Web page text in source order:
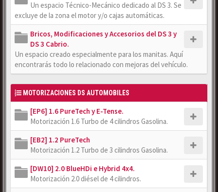
Un espacio Técnico-Mecánico dedicado al DS 3. Se
excluye de la zona el motor y/o cajas automáticas.
Bricos, Modificaciones y Accesorios del DS 3 y
DS 3 Cabrio.
Un espacio creado especialmente para los manitas. Aquí
encontrarás todo lo relacionado con mejoras del vehículo.
MOTORIZACIONES DS AUTOMOBILES
[EP6] 1.6 PureTech y E-Tense.
Motorización 1.6 Turbo de 4 cilindros Gasolina.
[EB2] 1.2 PureTech
Motorización 1.2 Turbo de 3 cilindros Gasolina.
[DW10] 2.0 BlueHDi e Hybrid 4x4.
Motorización 2.0 diésel de 4 cilindros.